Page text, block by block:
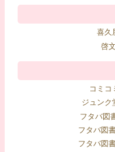
喜
啓
コミ
ジュン
フタバ図
フタバ図
フタバ図